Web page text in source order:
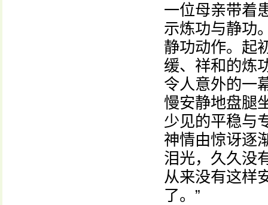
一位母亲带着
示炼功与静功
静功动作。起
缓、祥和的炼
令人意外的一
慢安静地盘腿
少见的平稳与
神情由惊讶逐
泪光，久久没
从来没有这样
了。”